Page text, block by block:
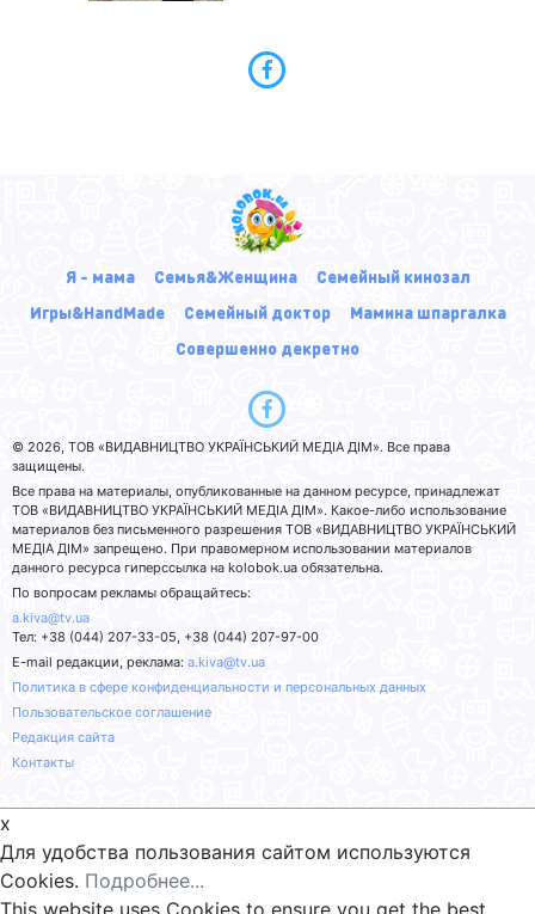
Я - мама Семья&Женщина
Семейный кинозал
Игры&HandMade
Семейный доктор
Мамина шпаргалка
Совершенно декретно
© 2026, ТОВ «ВИДАВНИЦТВО УКРАЇНСЬКИЙ МЕДІА ДІМ». Все права
защищены.
Все права на материалы, опубликованные на данном ресурсе, принадлежат
ТОВ «ВИДАВНИЦТВО УКРАЇНСЬКИЙ МЕДІА ДІМ». Какое-либо использование
материалов без письменного разрешения ТОВ «ВИДАВНИЦТВО УКРАЇНСЬКИЙ
МЕДІА ДІМ» запрещено. При правомерном использовании материалов
данного ресурса гиперссылка на kolobok.ua обязательна.
По вопросам рекламы обращайтесь:
a.kiva@tv.ua
Тел: +38 (044) 207-33-05, +38 (044) 207-97-00
E-mail редакции, реклама: a.kiva@tv.ua
Политика в сфере конфиденциальности и персональных данных
Пользовательское соглашение
Редакция сайта
Контакты
x
Для удобства пользования сайтом используются
Cookies. Подробнее...